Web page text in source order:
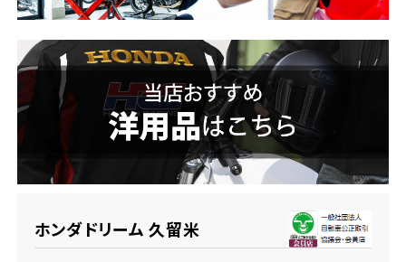
ホンダドリーム 久留米
ホンダドリーム 松戸
ホンダドリーム 蘇我
埼玉県
奈良県
ホンダドリーム 奈良